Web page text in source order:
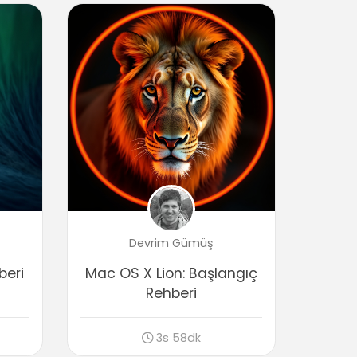
Mac Şifremi Unuttum, Nasıl Sıfırlarım?
Mac bilgisayarınız kaç yaşında?
Mac bigisayarınızın garatinisini kontrol
00:42
Pil durumu ve kaç kere şarj edildiğinin
sayısı öğrenmek
Etkin ekran köşe kullanımları
Devrim Gümüş
Mac OS X Lion: Başlangıç
Rehberi
3s 58dk